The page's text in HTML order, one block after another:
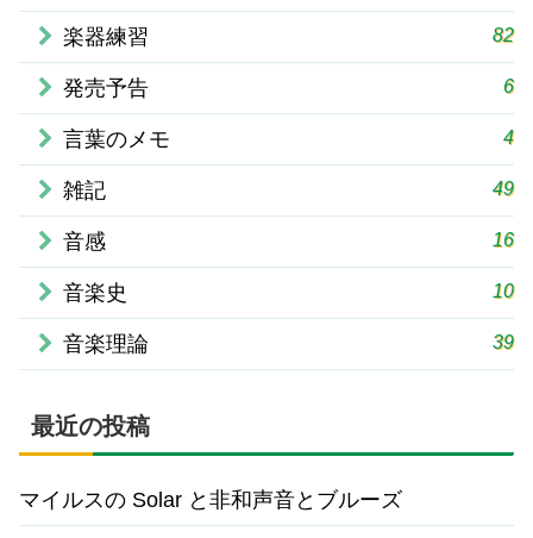
楽器練習 82
発売予告 6
言葉のメモ 4
雑記 49
音感 16
音楽史 10
音楽理論 39
最近の投稿
マイルスの Solar と非和声音とブルーズ